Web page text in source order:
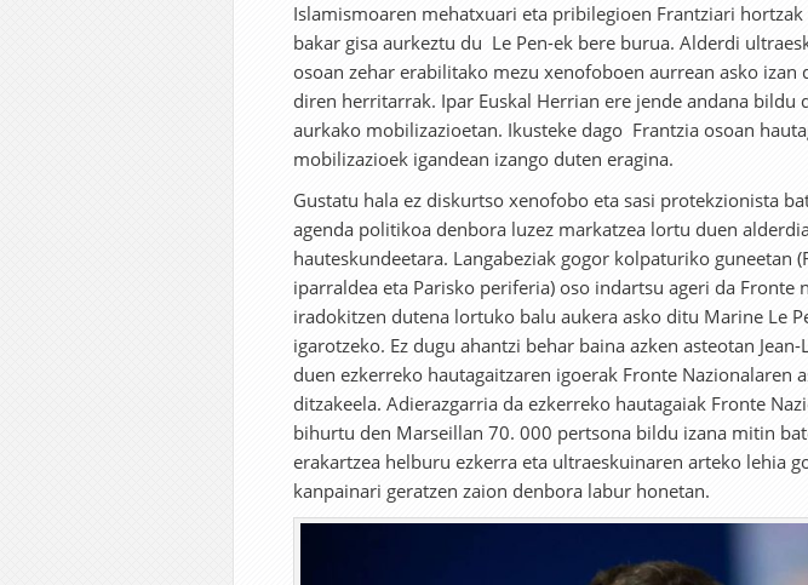
Islamismoaren mehatxuari eta pribilegioen Frantziari
bakar gisa aurkeztu du Le Pen-ek bere burua. Alderdi
osoan zehar erabilitako mezu xenofoboen aurrean asko izan
diren herritarrak. Ipar Euskal Herrian ere jende andana bildu
aurkako mobilizazioetan. Ikusteke dago Frantzia osoan
mobilizazioek igandean izango duten eragina.
Gustatu hala ez diskurtso xenofobo eta sasi protekzionista
agenda politikoa denbora luzez markatzea lortu duen
hauteskundeetara. Langabeziak gogor kolpaturiko guneetan
iparraldea eta Parisko periferia) oso indartsu ageri da Fronte
iradokitzen dutena lortuko balu aukera asko ditu Marine Le
igarotzeko. Ez dugu ahantzi behar baina azken asteotan
duen ezkerreko hautagaitzaren igoerak Fronte Nazionalaren
ditzakeela. Adierazgarria da ezkerreko hautagaiak Fronte
bihurtu den Marseillan 70. 000 pertsona bildu izana mitin
erakartzea helburu ezkerra eta ultraeskuinaren arteko lehia
kanpainari geratzen zaion denbora labur honetan.